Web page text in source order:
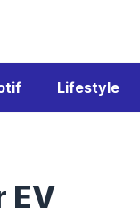
Lifestyle
EV